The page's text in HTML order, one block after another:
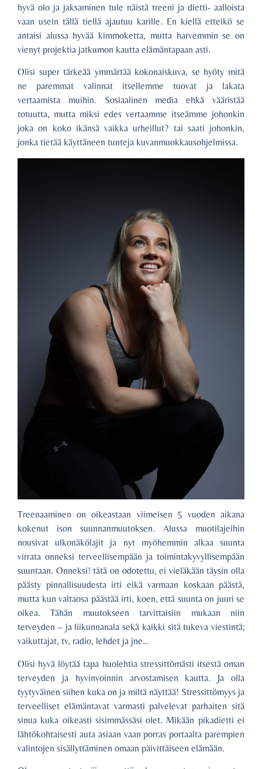
hyvä olo ja jaksaminen tule näistä treeni ja dietti- aalloista
vaan usein tällä tiellä ajautuu karille. En kiellä etteikö se
antaisi alussa hyvää kimmoketta, mutta harvemmin se on
vienyt projektia jatkumon kautta elämäntapaan asti.
Olisi super tärkeää ymmärtää kokonaiskuva, se hyöty mitä
ne paremmat valinnat itsellemme tuovat ja lakata
vertaamista muihin. Sosiaalinen media ehkä vääristää
totuutta, mutta miksi edes vertaamme itseämme johonkin
joka on koko ikänsä vaikka urheillut? tai saati johonkin,
jonka tietää käyttäneen tunteja kuvanmuokkausohjelmissa.
Treenaaminen on oikeastaan viimeisen 5 vuoden aikana
kokenut ison suunnanmuutoksen. Alussa muotilajeihin
nousivat ulkonäkölajit ja nyt myöhemmin alkaa suunta
virrata onneksi terveellisempään ja toimintakyvyllisempään
suuntaan. Onneksi! tätä on odotettu, ei vieläkään täysin olla
päästy pinnallisuudesta irti eikä varmaan koskaan päästä,
mutta kun valtaosa päästää irti, koen, että suunta on juuri se
oikea. Tähän muutokseen tarvittaisiin mukaan niin
terveyden – ja liikunnanala sekä kaikki sitä tukeva viestintä;
vaikuttajat, tv, radio, lehdet ja jne…
Olisi hyvä löytää tapa huolehtia stressittömästi itsestä oman
terveyden ja hyvinvoinnin arvostamisen kautta. Ja olla
tyytyväinen siihen kuka on ja miltä näyttää! Stressittömyys ja
terveelliset elämäntavat varmasti palvelevat parhaiten sitä
sinua kuka oikeasti sisimmässäsi olet. Mikään pikadietti ei
lähtökohtaisesti auta asiaan vaan porras portaalta parempien
valintojen sisällyttäminen omaan päivittäiseen elämään.